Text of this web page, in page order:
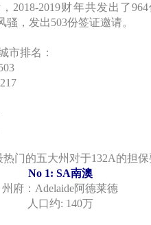
2018-2019财年共发出了
，发出503份签证邀请。
市排名：
门的五大州对于132A的担
No 1: SA南澳
州府：Adelaide阿德莱德
人口约: 140万